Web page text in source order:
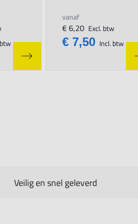
vanaf
€ 7,50 Incl. btw
€ 6,20 Excl. btw
Veilig en snel geleverd